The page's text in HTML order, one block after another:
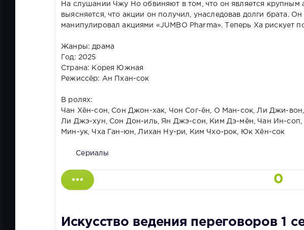
На слушании Чжу Но обвиняют в том, что он является крупным
выясняется, что акции он получил, унаследовав долги брата.
манипулировал акциями «JUMBO Pharma». Теперь Ха рискует
Жанры: драма
Год: 2025
Страна: Корея Южная
Режиссёр: Ан Пхан-сок
В ролях:
Чан Хён-сон, Сон Джон-хак, Чон Сог-ён, О Ман-сок, Ли Джи-
Ли Джэ-хун, Сон Дон-иль, Ян Джэ-сон, Ким Дэ-мён, Чан Ин-
Мин-ук, Чха Ган-юн, Лихан Ну-ри, Ким Чхо-рок, Юк Хён-сок
Сериалы
0
Искусство ведения переговоров 1